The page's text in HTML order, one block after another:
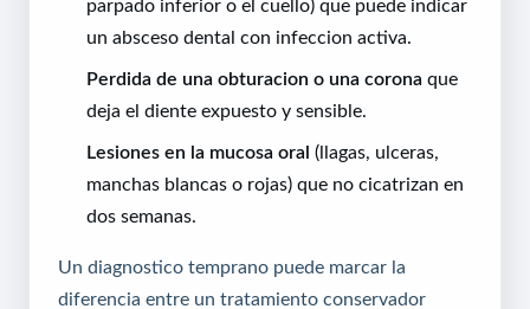
parpado inferior o el cuello) que puede indicar
un absceso dental con infeccion activa.
Perdida de una obturacion o una corona que
deja el diente expuesto y sensible.
Lesiones en la mucosa oral (llagas, ulceras,
manchas blancas o rojas) que no cicatrizan en
dos semanas.
Un diagnostico temprano puede marcar la
diferencia entre un tratamiento conservador